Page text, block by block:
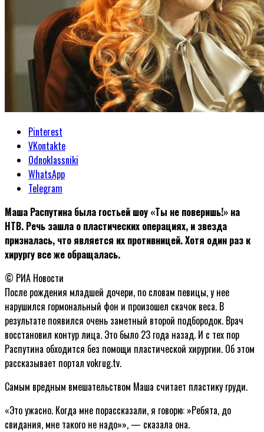
Pinterest
VKontakte
Odnoklassniki
WhatsApp
Telegram
Маша Распутина была гостьей шоу «Ты не поверишь!» на
НТВ. Речь зашла о пластических операциях, и звезда
призналась, что является их противницей. Хотя один раз к
хирургу все же обращалась.
© РИА Новости
После рождения младшей дочери, по словам певицы, у нее
нарушился гормональный фон и произошел скачок веса. В
результате появился очень заметный второй подбородок. Врач
восстановил контур лица. Это было 23 года назад. И с тех пор
Распутина обходится без помощи пластической хирургии. Об этом
рассказывает портал vokrug.tv.
Самым вредным вмешательством Маша считает пластику груди.
«Это ужасно. Когда мне порассказали, я говорю: »Ребята, до
свидания, мне такого не надо»», — сказала она.